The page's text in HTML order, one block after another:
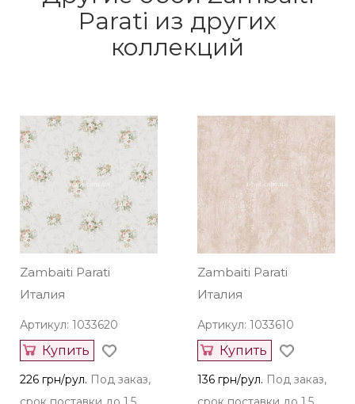
Parati из других
коллекций
Zambaiti Parati
Италия
Артикул: 1033620
Купить
226 грн/рул. Под заказ,
Zambaiti Parati
Италия
Артикул: 1033610
Купить
136 грн/рул. Под заказ,